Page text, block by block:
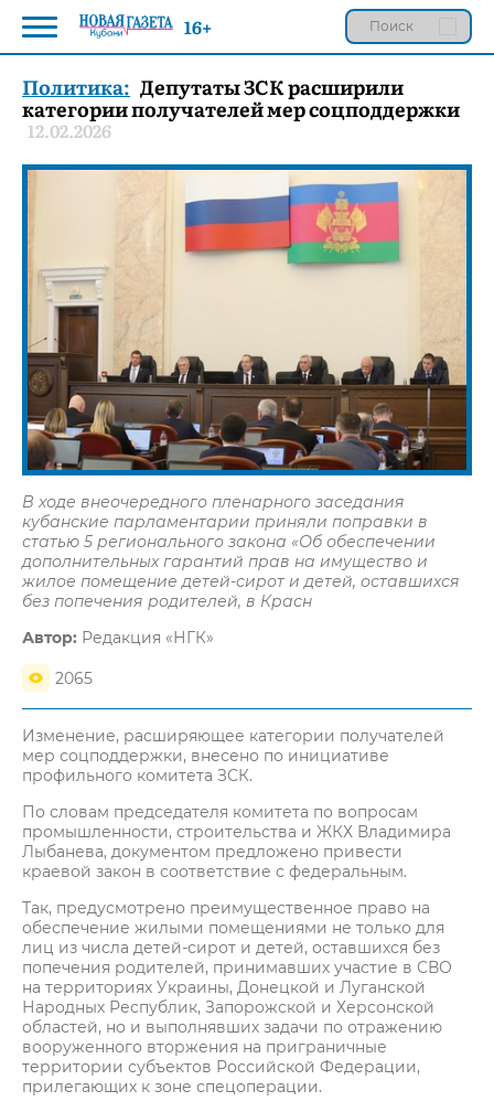
Политика: Депутаты ЗСК расширили
категории получателей мер соцподдержки
12.02.2026
В ходе внеочередного пленарного заседания
кубанские парламентарии приняли поправки в
статью 5 регионального закона «Об обеспечении
дополнительных гарантий прав на имущество и
жилое помещение детей-сирот и детей, оставшихся
без попечения родителей, в Красн
Автор: Редакция «НГК»
2065
Изменение, расширяющее категории получателей
мер соцподдержки, внесено по инициативе
профильного комитета ЗСК.
По словам председателя комитета по вопросам
промышленности, строительства и ЖКХ Владимира
Лыбанева, документом предложено привести
краевой закон в соответствие с федеральным.
Так, предусмотрено преимущественное право на
обеспечение жилыми помещениями не только для
лиц из числа детей-сирот и детей, оставшихся без
попечения родителей, принимавших участие в СВО
на территориях Украины, Донецкой и Луганской
Народных Республик, Запорожской и Херсонской
областей, но и выполнявших задачи по отражению
вооруженного вторжения на приграничные
территории субъектов Российской Федерации,
прилегающих к зоне спецоперации.
16+